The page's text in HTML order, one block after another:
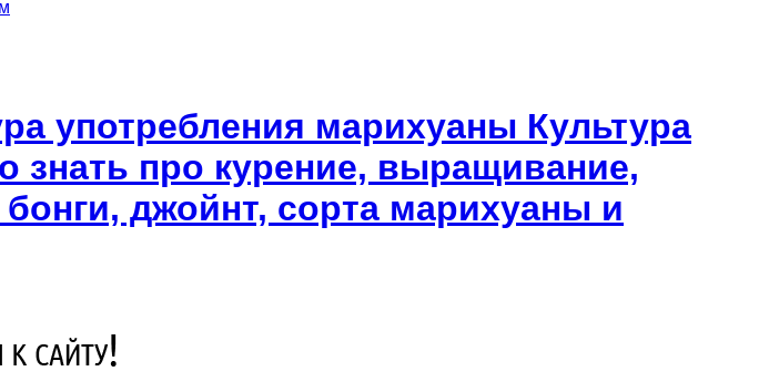
употребления марихуаны Культура
знать про курение, выращивание,
джойнт, сорта марихуаны и